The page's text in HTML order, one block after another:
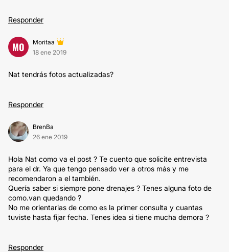
Responder
MO
Moritaa
18 ene 2019
Nat tendrás fotos actualizadas?
Responder
BrenBa
26 ene 2019
Hola Nat como va el post ? Te cuento que solicite entrevista
para el dr. Ya que tengo pensado ver a otros más y me
recomendaron a el también.
Quería saber si siempre pone drenajes ? Tenes alguna foto de
como.van quedando ?
No me orientarias de como es la primer consulta y cuantas
tuviste hasta fijar fecha. Tenes idea si tiene mucha demora ?
Responder